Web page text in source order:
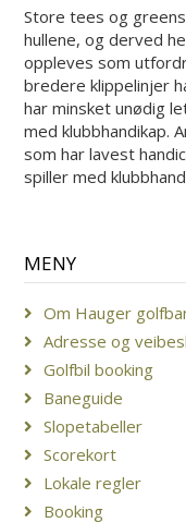
Store tees og
hullene, og derved
oppleves som
bredere klippelinjer
har minsket unødig
med klubbhandikap.
som har lavest
spiller med
MENY
Om Hauger
Adresse og
Golfbil booking
Baneguide
Slopetabeller
Scorekort
Lokale regler
Booking